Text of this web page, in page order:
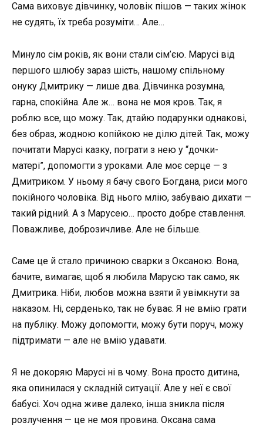
Сама виховує дівчинку, чоловік пішов — таких жінок
не судять, їх треба розуміти… Але…
Минуло сім років, як вони стали сім’єю. Марусі від
першого шлюбу зараз шість, нашому спільному
онуку Дмитрику — лише два. Дівчинка розумна,
гарна, спокійна. Але ж… вона не моя кров. Так, я
роблю все, що можу. Так, дтайю подарунки однакові,
без образ, жодною копійкою не ділю дітей. Так, можу
почитати Марусі казку, пограти з нею у “дочки-
матері”, допомогти з уроками. Але моє серце — з
Дмитриком. У ньому я бачу свого Богдана, риси мого
покійного чоловіка. Від нього млію, забуваю дихати —
такий рідний. А з Марусею… просто добре ставлення.
Поважливе, доброзичливе. Але не більше.
Саме це й стало причиною сварки з Оксаною. Вона,
бачите, вимагає, щоб я любила Марусю так само, як
Дмитрика. Ніби, любов можна взяти й увімкнути за
наказом. Ні, серденько, так не буває. Я не вмію грати
на публіку. Можу допомогти, можу бути поруч, можу
підтримати — але не вмію удавати.
Я не докоряю Марусі ні в чому. Вона просто дитина,
яка опинилася у складній ситуації. Але у неї є свої
бабусі. Хоч одна живе далеко, інша зникла після
розлучення — це не моя провина. Оксана сама